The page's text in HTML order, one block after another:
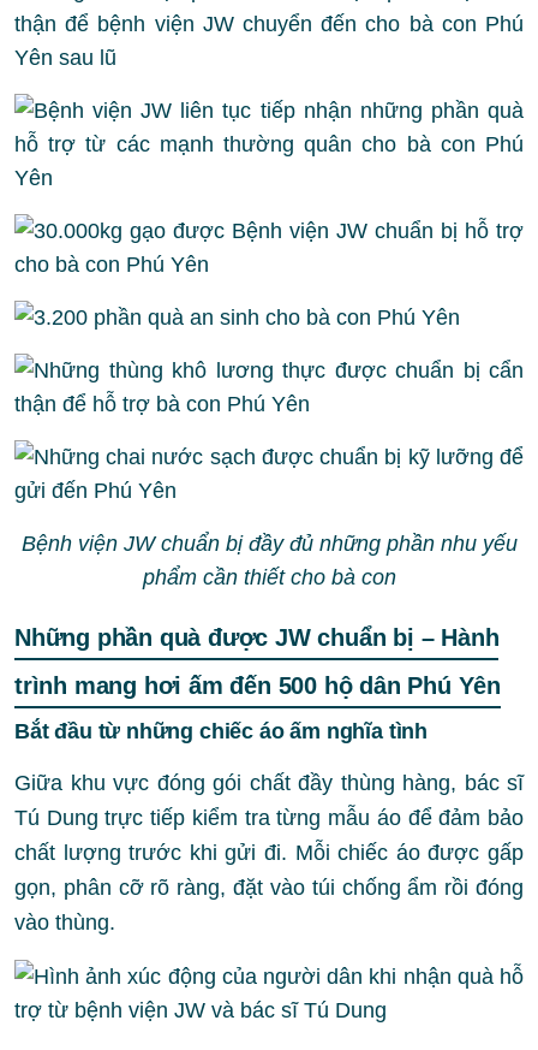
Bệnh viện JW chuẩn bị đầy đủ những phần nhu yếu
phẩm cần thiết cho bà con
Những phần quà được JW chuẩn bị – Hành
trình mang hơi ấm đến 500 hộ dân Phú Yên
Bắt đầu từ những chiếc áo ấm nghĩa tình
Giữa khu vực đóng gói chất đầy thùng hàng, bác sĩ
Tú Dung trực tiếp kiểm tra từng mẫu áo để đảm bảo
chất lượng trước khi gửi đi. Mỗi chiếc áo được gấp
gọn, phân cỡ rõ ràng, đặt vào túi chống ẩm rồi đóng
vào thùng.